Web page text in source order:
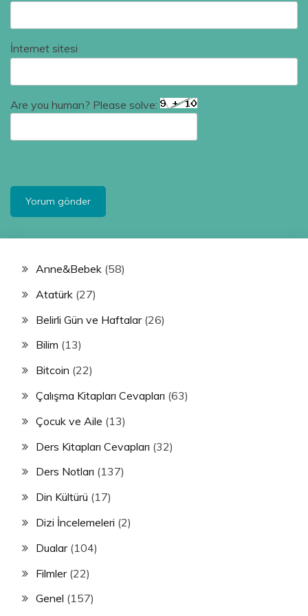
İnternet sitesi
Are you human? Please solve:
Anne&Bebek (58)
Atatürk (27)
Belirli Gün ve Haftalar(26)
Bilim (13)
Bitcoin (22)
Çalışma Kitapları Cevapları (63)
Çocuk ve Aile (13)
Ders Kitapları Cevapları (32)
Ders Notları (137)
Din Kültürü (17)
Dizi İncelemeleri (2)
Dualar(104)
Filmler(22)
Genel (157)